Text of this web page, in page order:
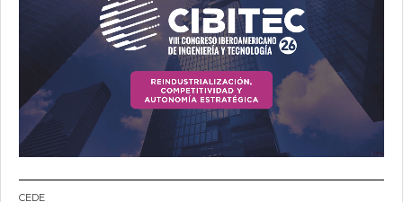
CEDE